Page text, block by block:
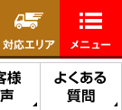
様
よくある
質問
対応エリア メニュー